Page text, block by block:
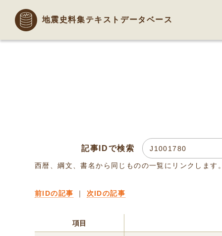
地震史料集テキストデータベース
記事IDで検索
西暦、綱文、書名から同じものの一覧にリンクします
前IDの記事 ｜ 次IDの記事
項目